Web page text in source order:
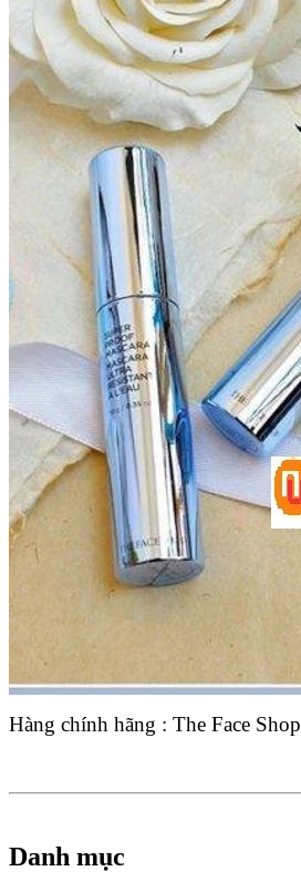
Hàng chính hãng : The Face Shop
Danh mục